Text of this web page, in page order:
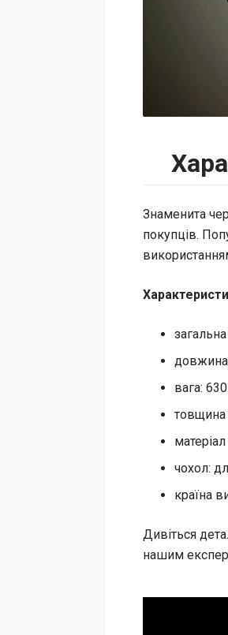
Знаменита
покупців.
вага:
товщина
чохол:
країна
Дивіться
нашим